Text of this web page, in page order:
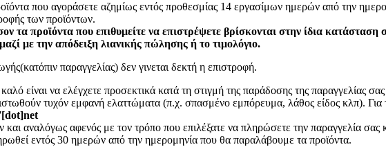
που αγοράσετε αζημίως εντός προθεσμίας 14 εργασίμων ημερών από την
των προϊόντων.
τα προϊόντα που επιθυμείτε να επιστρέψετε βρίσκονται στην ίδια
με την απόδειξη λιανικής πώλησης ή το τιμολόγιο.
παραγγελίας) δεν γινεται δεκτή η επιστροφή.
είναι να ελέγχετε προσεκτικά κατά τη στιγμή της παράδοσης της παραγγελίας
τυχόν εμφανή ελαττώματα (π.χ. σπασμένο εμπόρευμα, λάθος είδος κλπ). Για
αναλόγως αφενός με τον τρόπο που επιλέξατε να πληρώσετε την παραγγελία
εντός 30 ημερών από την ημερομηνία που θα παραλάβουμε τα προϊόντα.